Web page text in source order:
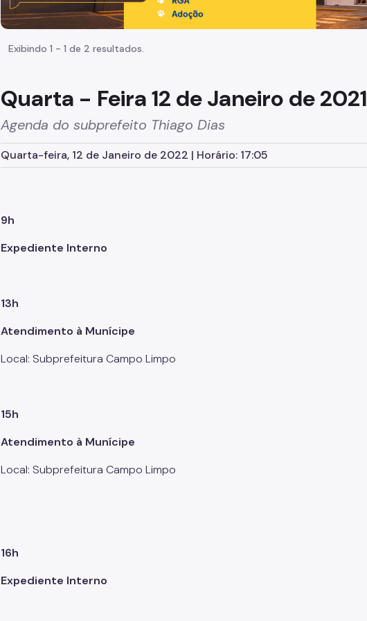
Exibindo 1 - 1 de 2 resultados.
Quarta - Feira 12 de Janeiro de 2021
Agenda do subprefeito Thiago Dias
Quarta-feira, 12 de Janeiro de 2022 | Horário: 17:05
9h
Expediente Interno
13h
Atendimento à Munícipe
Local: Subprefeitura Campo Limpo
15h
Atendimento à Munícipe
Local: Subprefeitura Campo Limpo
16h
Expediente Interno